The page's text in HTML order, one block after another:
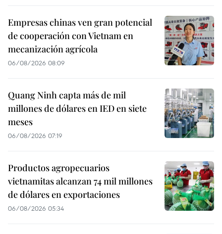
Empresas chinas ven gran potencial
de cooperación con Vietnam en
mecanización agrícola
06/08/2026 08:09
Quang Ninh capta más de mil
millones de dólares en IED en siete
meses
06/08/2026 07:19
Productos agropecuarios
vietnamitas alcanzan 74 mil millones
de dólares en exportaciones
06/08/2026 05:34